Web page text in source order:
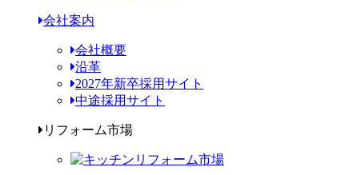
会社案内
会社概要
沿革
2027年新卒採用サイト
中途採用サイト
リフォーム市場